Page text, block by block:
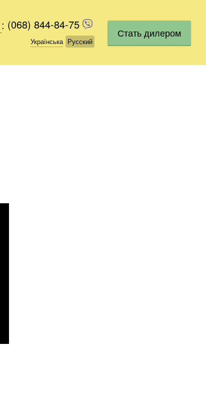
(068) 844-84-75
Українська Русский
: (068) 844-84-75
Українська Русский
Стать дилером